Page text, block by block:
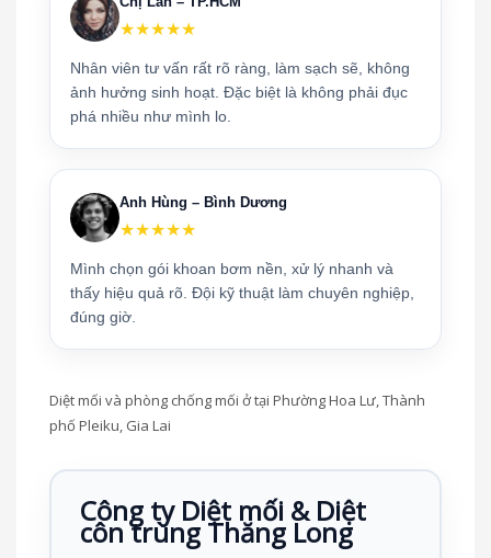
★★★★★
Nhân viên tư vấn rất rõ ràng, làm sạch sẽ, không
ảnh hưởng sinh hoạt. Đặc biệt là không phải đục
phá nhiều như mình lo.
Anh Hùng – Bình Dương
★★★★★
Mình chọn gói khoan bơm nền, xử lý nhanh và
thấy hiệu quả rõ. Đội kỹ thuật làm chuyên nghiệp,
đúng giờ.
Diệt mối và phòng chống mối ở tại Phường Hoa Lư, Thành
phố Pleiku, Gia Lai
Công ty Diệt mối & Diệt
côn trùng Thăng Long